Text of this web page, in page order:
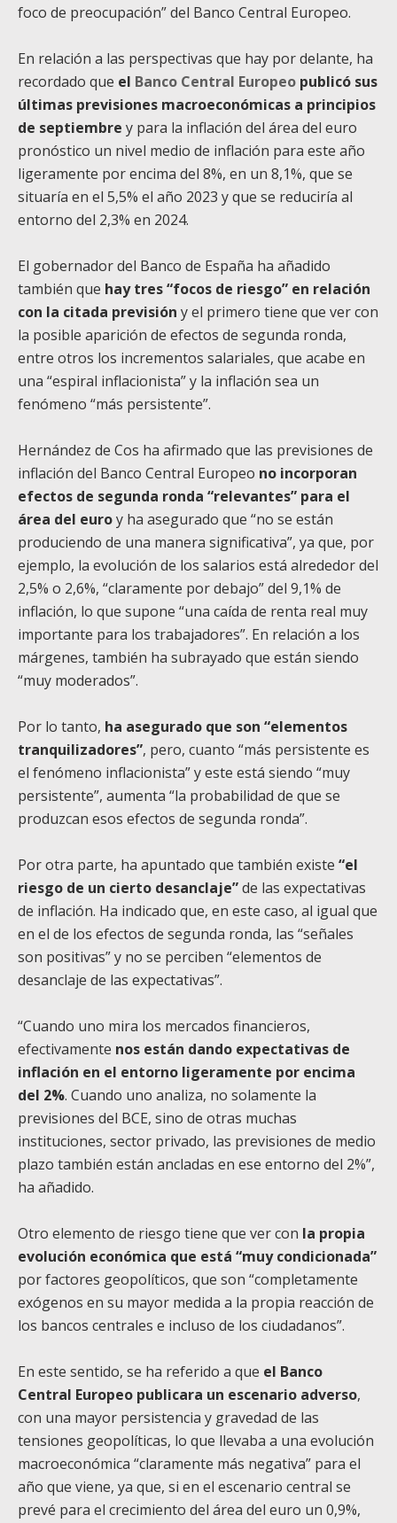
foco de preocupación” del Banco Central Europeo.
En relación a las perspectivas que hay por delante, ha
recordado que el Banco Central Europeo publicó sus
últimas previsiones macroeconómicas a principios
de septiembre y para la inflación del área del euro
pronóstico un nivel medio de inflación para este año
ligeramente por encima del 8%, en un 8,1%, que se
situaría en el 5,5% el año 2023 y que se reduciría al
entorno del 2,3% en 2024.
El gobernador del Banco de España ha añadido
también que hay tres “focos de riesgo” en relación
con la citada previsión y el primero tiene que ver con
la posible aparición de efectos de segunda ronda,
entre otros los incrementos salariales, que acabe en
una “espiral inflacionista” y la inflación sea un
fenómeno “más persistente”.
Hernández de Cos ha afirmado que las previsiones de
inflación del Banco Central Europeo no incorporan
efectos de segunda ronda “relevantes” para el
área del euroy ha asegurado que “no se están
produciendo de una manera significativa”, ya que, por
ejemplo, la evolución de los salarios está alrededor del
2,5% o 2,6%, “claramente por debajo” del 9,1% de
inflación, lo que supone “una caída de renta real muy
importante para los trabajadores”. En relación a los
márgenes, también ha subrayado que están siendo
“muy moderados”.
Por lo tanto, ha asegurado que son “elementos
tranquilizadores”, pero, cuanto “más persistente es
el fenómeno inflacionista” y este está siendo “muy
persistente”, aumenta “la probabilidad de que se
produzcan esos efectos de segunda ronda”.
Por otra parte, ha apuntado que también existe “el
riesgo de un cierto desanclaje”de las expectativas
de inflación. Ha indicado que, en este caso, al igual que
en el de los efectos de segunda ronda, las “señales
son positivas” y no se perciben “elementos de
desanclaje de las expectativas”.
“Cuando uno mira los mercados financieros,
efectivamente nos están dando expectativas de
inflación en el entorno ligeramente por encima
del 2%. Cuando uno analiza, no solamente la
previsiones del BCE, sino de otras muchas
instituciones, sector privado, las previsiones de medio
plazo también están ancladas en ese entorno del 2%”,
ha añadido.
Otro elemento de riesgo tiene que ver con la propia
evolución económica que está “muy condicionada”
por factores geopolíticos, que son “completamente
exógenos en su mayor medida a la propia reacción de
los bancos centrales e incluso de los ciudadanos”.
En este sentido, se ha referido a que el Banco
Central Europeo publicara un escenario adverso,
con una mayor persistencia y gravedad de las
tensiones geopolíticas, lo que llevaba a una evolución
macroeconómica “claramente más negativa” para el
año que viene, ya que, si en el escenario central se
prevé para el crecimiento del área del euro un 0,9%,